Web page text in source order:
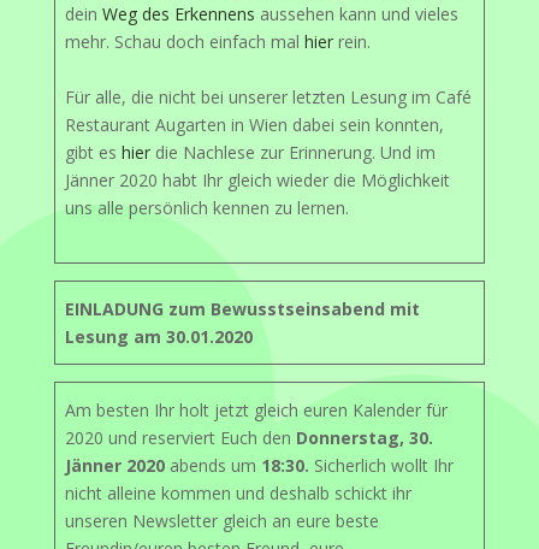
dein Weg des Erkennens aussehen kann und vieles
mehr. Schau doch einfach mal hier rein.
Für alle, die nicht bei unserer letzten Lesung im Café
Restaurant Augarten in Wien dabei sein konnten,
gibt es hier die Nachlese zur Erinnerung. Und im
Jänner 2020 habt Ihr gleich wieder die Möglichkeit
uns alle persönlich kennen zu lernen.
EINLADUNG zum Bewusstseinsabend mit
Lesung am 30.01.2020
Am besten Ihr holt jetzt gleich euren Kalender für
2020 und reserviert Euch den Donnerstag, 30.
Jänner 2020 abends um 18:30. Sicherlich wollt Ihr
nicht alleine kommen und deshalb schickt ihr
unseren Newsletter gleich an eure beste